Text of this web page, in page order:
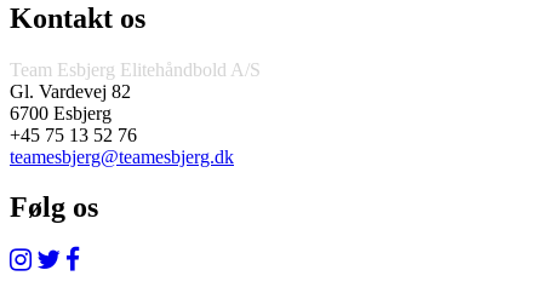
Kontakt os
Team Esbjerg Elitehåndbold A/S
Gl. Vardevej 82
6700 Esbjerg
+45 75 13 52 76
teamesbjerg@teamesbjerg.dk
Følg os